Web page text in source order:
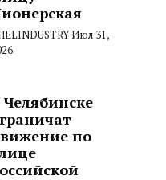
Июл 31,
Челябинске
по